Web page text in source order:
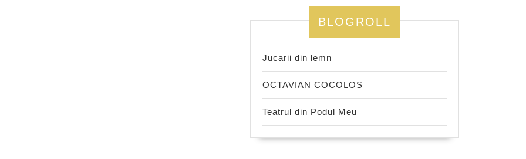
BLOGROLL
Jucarii din lemn
OCTAVIAN COCOLOS
Teatrul din Podul Meu